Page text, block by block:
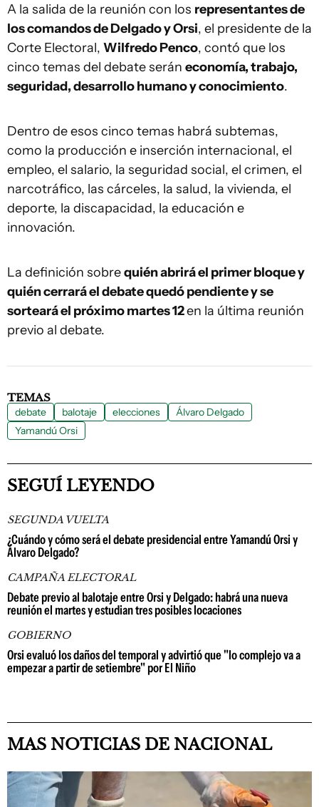
A la salida de la reunión con los representantes de
los comandos de Delgado y Orsi, el presidente de la
Corte Electoral, Wilfredo Penco, contó que los
cinco temas del debate serán economía, trabajo,
seguridad, desarrollo humano y conocimiento.
Dentro de esos cinco temas habrá subtemas,
como la producción e inserción internacional, el
empleo, el salario, la seguridad social, el crimen, el
narcotráfico, las cárceles, la salud, la vivienda, el
deporte, la discapacidad, la educación e
innovación.
La definición sobrequién abrirá el primer bloque y
quién cerrará el debate quedó pendiente y se
sorteará el próximo martes 12en la última reunión
previo al debate.
TEMAS
debate balotaje elecciones
Álvaro Delgado
Yamandú Orsi
SEGUÍ LEYENDO
SEGUNDA VUELTA
¿Cuándo y cómo será el debate presidencial entre Yamandú Orsi y
Álvaro Delgado?
CAMPAÑA ELECTORAL
Debate previo al balotaje entre Orsi y Delgado: habrá una nueva
reunión el martes y estudian tres posibles locaciones
GOBIERNO
Orsi evaluó los daños del temporal y advirtió que "lo complejo va a
empezar a partir de setiembre" por El Niño
MAS NOTICIAS DE NACIONAL